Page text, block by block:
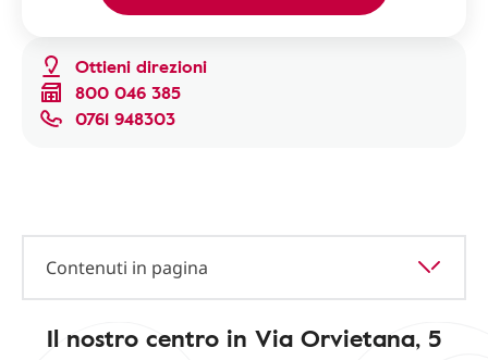
Ottieni direzioni
800 046 385
0761 948303
Contenuti in pagina
Il nostro centro in Via Orvietana, 5